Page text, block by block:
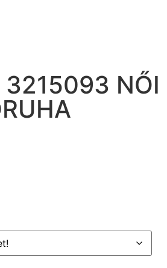
3215093 NŐI